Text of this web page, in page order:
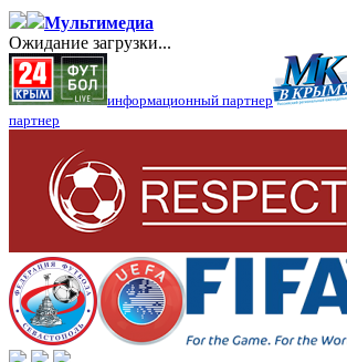
Мультимедиа
Ожидание загрузки...
информационный партнер
партнер